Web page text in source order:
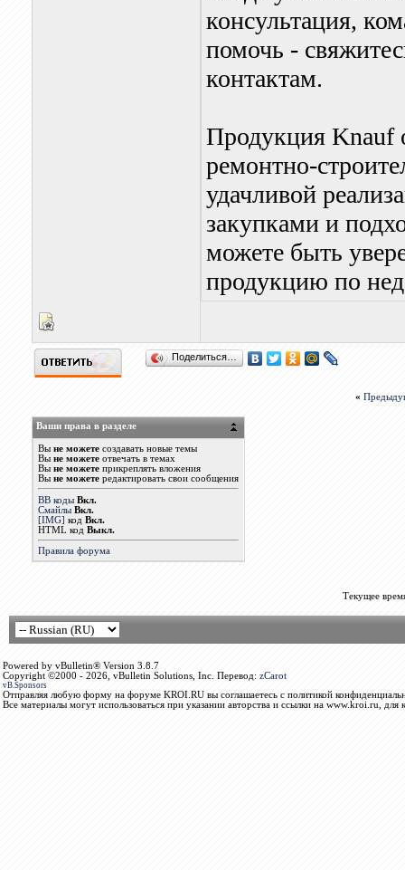
консультация,
помочь -
контактам.
Продукция Knauf
ремонтно-
удачливой
закупками и
можете быть
продукцию по
Поделиться…
«
Ваши права в разделе
Вы не можетесоздавать новые темы
Вы не можетеотвечать в темах
Вы не можетеприкреплять вложения
Вы не можетередактировать свои сообщения
BB коды Вкл.
Смайлы Вкл.
[IMG] код Вкл.
HTML код Выкл.
Правила форума
Текущее
Powered by vBulletin® Version 3.8.7
Copyright ©2000 - 2026, vBulletin Solutions, Inc. Перевод: zCarot
vB.Sponsors
Отправляя любую форму на форуме KROI.RU вы соглашаетесь с политикой
Все материалы могут использоваться при указании авторства и ссылки на www.kroi.ru, для